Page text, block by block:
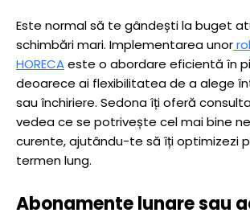
Este normal să te gândești la buget
schimbări mari. Implementarea unor
HORECAeste o abordare eficientă în
deoarece ai flexibilitatea de a alege
sau închiriere. Sedona îți oferă
vedea ce se potrivește cel mai bine
curente, ajutându-te să îți optimizezi
termen lung.
Abonamente lunare sau